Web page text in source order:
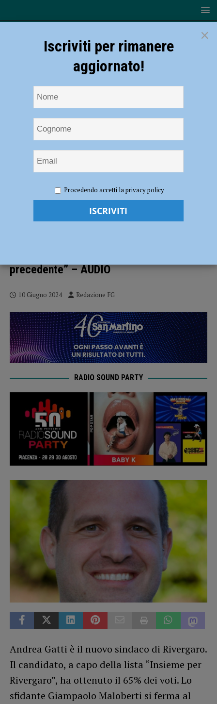
Andrea Gatti è il nuovo sindaco di Rivergaro: “Sulla variante alla
Statale 45 proseguiremo sulla linea precedente” – AUDIO
Elezioni comunali, Andrea Gatti è il nuovo
precedente” – AUDIO
10 Giugno 2024 Redazione FG
RADIO SOUND PARTY
Andrea Gatti è il nuovo sindaco di Rivergaro.
Il candidato, a capo della lista “Insieme per
Rivergaro”, ha ottenuto il 65% dei voti. Lo
sfidante Giampaolo Maloberti si ferma al
×
Iscriviti per rimanere
aggiornato!
Procedendo accetti la privacy policy